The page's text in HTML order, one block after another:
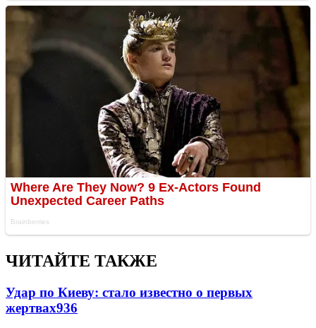
ЧИТАЙТЕ ТАКЖЕ
Удар по Киеву: стало известно о первых
жертвах936